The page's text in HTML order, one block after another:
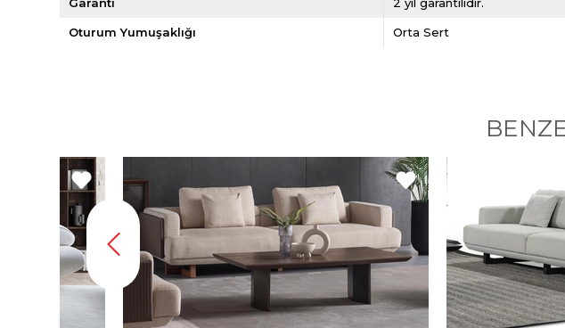
Oturum Yumuşaklığı Orta Sert